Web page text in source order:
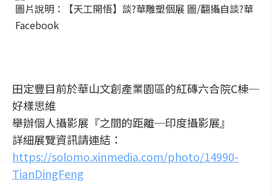
圖片說明：【天工開悟】談?華雕塑個展 圖/翻攝自談?華
Facebook
田定豐目前於華山文創產業園區的紅磚六合院C棟─
好樣思維
舉辦個人攝影展『之間的距離─印度攝影展』
詳細展覽資訊請連結：
https://solomo.xinmedia.com/photo/14990-
TianDingFeng